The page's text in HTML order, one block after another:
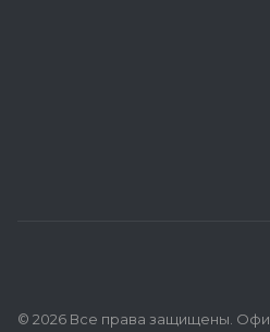
© 2026 Все права защищены.